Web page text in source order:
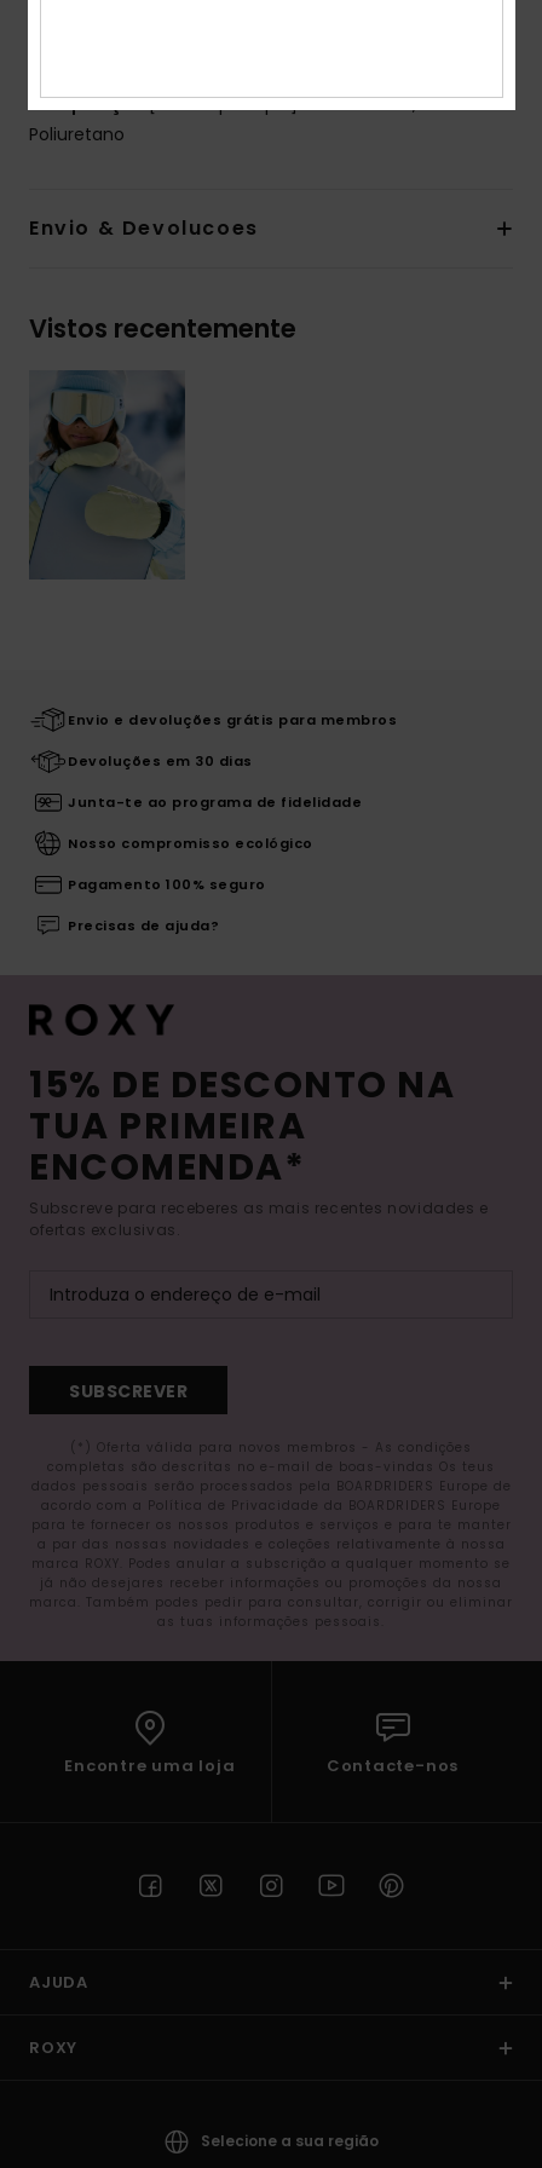
Composição[Tecido principal] 50% Poliéster, 50%
Poliuretano
Envio & Devolucoes
Vistos recentemente
Envio e devoluções grátis para membros
Devoluções em 30 dias
Junta-te ao programa de fidelidade
Nosso compromisso ecológico
Pagamento 100% seguro
Precisas de ajuda?
15% DE DESCONTO NA
TUA PRIMEIRA
ENCOMENDA*
Subscreve para receberes as mais recentes novidades e
ofertas exclusivas.
SUBSCREVER
(*) Oferta válida para novos membros - As condições
completas são descritas no e-mail de boas-vindas Os teus
dados pessoais serão processados pela BOARDRIDERS Europe de
acordo com a Política de Privacidade da BOARDRIDERS Europe
para te fornecer os nossos produtos e serviços e para te manter
a par das nossas novidades e coleções relativamente à nossa
marca ROXY. Podes anular a subscrição a qualquer momento se
já não desejares receber informações ou promoções da nossa
marca. Também podes pedir para consultar, corrigir ou eliminar
as tuas informações pessoais.
Encontre uma loja Contacte-nos
AJUDA
ROXY
Selecione a sua região